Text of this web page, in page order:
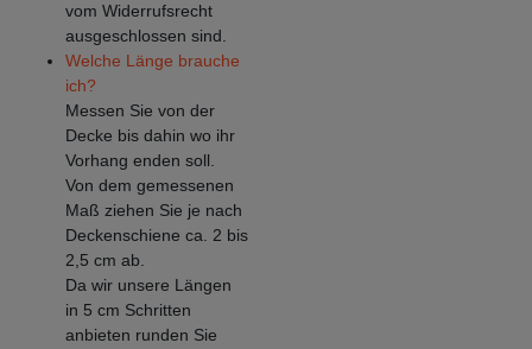
vom Widerrufsrecht
ausgeschlossen sind.
Welche Länge brauche
ich?
Messen Sie von der
Decke bis dahin wo ihr
Vorhang enden soll.
Von dem gemessenen
Maß ziehen Sie je nach
Deckenschiene ca. 2 bis
2,5 cm ab.
Da wir unsere Längen
in 5 cm Schritten
anbieten runden Sie